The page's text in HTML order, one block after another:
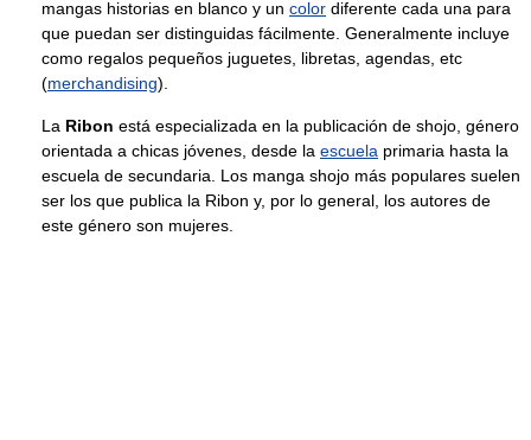
mangas historias en blanco y un color diferente cada una para
que puedan ser distinguidas fácilmente. Generalmente incluye
como regalos pequeños juguetes, libretas, agendas, etc
(merchandising).
La Ribon está especializada en la publicación de shojo, género
orientada a chicas jóvenes, desde la escuela primaria hasta la
escuela de secundaria. Los manga shojo más populares suelen
ser los que publica la Ribon y, por lo general, los autores de
este género son mujeres.